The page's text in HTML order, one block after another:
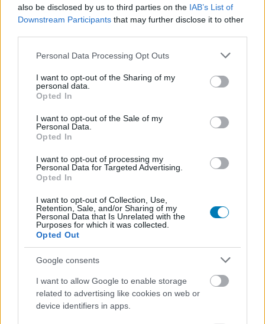
also be disclosed by us to third parties on the IAB’s List of
Downstream Participants that may further disclose it to other
Please note that this website/app uses one or more Google
not limited to your visit or usage behaviour. You may click to
grant or deny consent to Google and its third-party tags to
use your data for below specified purposes in below Google
consent section.
Personal Data Processing Opt Outs
I want to opt-out of the Sharing of my
personal data.
Opted In
I want to opt-out of the Sale of my
Personal Data.
Opted In
I want to opt-out of processing my
Personal Data for Targeted Advertising.
Opted In
I want to opt-out of Collection, Use,
Retention, Sale, and/or Sharing of my
Personal Data that Is Unrelated with the
Purposes for which it was collected.
Opted Out
Google consents
I want to allow Google to enable storage
related to advertising like cookies on web or
device identifiers in apps.
A PlayStation volt vezetője
szerint elérte határait a grafikai
fejlődés, a PS5 már így is szinte
minden játékot jobbá tett
2025 október 22. 18:33
Shuhei Yoshida szerint a grafikai ugrások kora